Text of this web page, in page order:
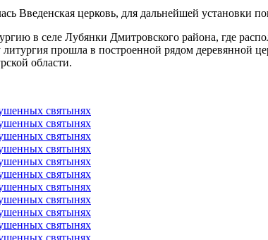
Введенская церковь, для дальнейшей установки
в селе Лубянки Дмитровского района, где
прошла в построенной рядом деревянной
области.